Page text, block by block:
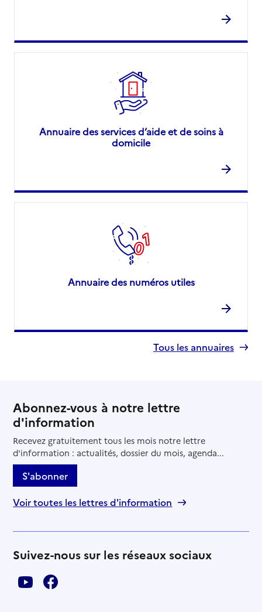
Annuaire des services d’aide et de soins à
domicile
Annuaire des numéros utiles
Tous les annuaires
Abonnez-vous à notre lettre
d'information
Recevez gratuitement tous les mois notre lettre
d'information : actualités, dossier du mois, agenda...
S'abonner
Voir toutes les lettres d'information
Suivez-nous sur les réseaux sociaux